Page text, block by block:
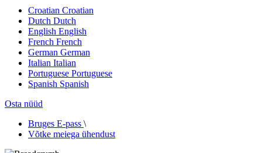
Croatian Croatian
Dutch Dutch
English English
French French
German German
Italian Italian
Portuguese Portuguese
Spanish Spanish
Osta nüüd
Bruges E-pass \
Võtke meiega ühendust